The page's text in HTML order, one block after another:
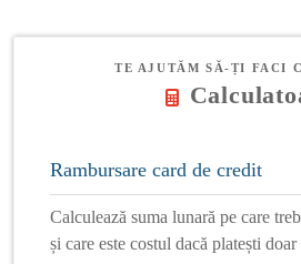
TE AJUTĂM SĂ-ȚI FACI
Rambursare card de credit
Calculează suma lunară pe care
și care este costul dacă platești